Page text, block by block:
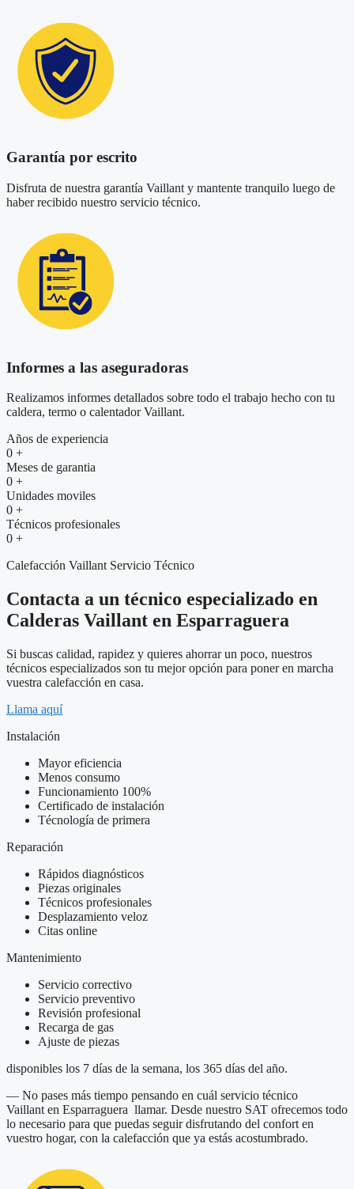
Garantía por escrito
Disfruta de nuestra garantía Vaillant y mantente tranquilo luego de
haber recibido nuestro servicio técnico.
Informes a las aseguradoras
Realizamos informes detallados sobre todo el trabajo hecho con tu
caldera, termo o calentador Vaillant.
Años de experiencia
0 +
Meses de garantia
0 +
Unidades moviles
0 +
Técnicos profesionales
0 +
Calefacción Vaillant Servicio Técnico
Contacta a un técnico especializado en
Calderas Vaillant en Esparraguera
Si buscas calidad, rapidez y quieres ahorrar un poco, nuestros
técnicos especializados son tu mejor opción para poner en marcha
vuestra calefacción en casa.
Llama aquí
Instalación
Mayor eficiencia
Menos consumo
Funcionamiento 100%
Certificado de instalación
Técnología de primera
Reparación
Rápidos diagnósticos
Piezas originales
Técnicos profesionales
Desplazamiento veloz
Citas online
Mantenimiento
Servicio correctivo
Servicio preventivo
Revisión profesional
Recarga de gas
Ajuste de piezas
disponibles los 7 días de la semana, los 365 días del año.
— No pases más tiempo pensando en cuál servicio técnico
Vaillant en Esparraguera llamar. Desde nuestro SAT ofrecemos todo
lo necesario para que puedas seguir disfrutando del confort en
vuestro hogar, con la calefacción que ya estás acostumbrado.